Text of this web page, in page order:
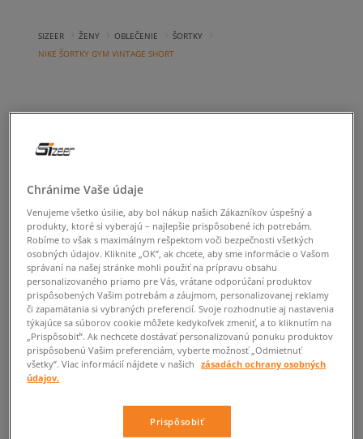
SIZEER ŽENY OBLEČENIE ŠORTKY
NIKE ŠORTKY GYM VINTAGE SHORT
Chránime Vaše údaje
Venujeme všetko úsilie, aby bol nákup našich Zákazníkov úspešný a
produkty, ktoré si vyberajú – najlepšie prispôsobené ich potrebám.
Robíme to však s maximálnym rešpektom voči bezpečnosti všetkých
osobných údajov. Kliknite „OK”, ak chcete, aby sme informácie o Vašom
správaní na našej stránke mohli použiť na prípravu obsahu
personalizovaného priamo pre Vás, vrátane odporúčaní produktov
prispôsobených Vašim potrebám a záujmom, personalizovanej reklamy
či zapamätania si vybraných preferencií. Svoje rozhodnutie aj nastavenia
týkajúce sa súborov cookie môžete kedykoľvek zmeniť, a to kliknutím na
„Prispôsobiť”. Ak nechcete dostávať personalizovanú ponuku produktov
prispôsobenú Vašim preferenciám, vyberte možnosť „Odmietnuť
všetky”. Viac informácií nájdete v našich
zásadách ochrany osobných
údajov.
Prispôsobiť